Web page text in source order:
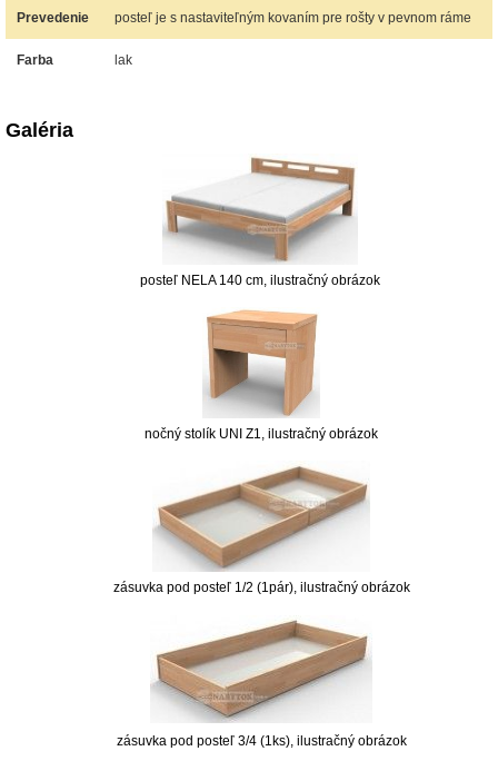
Prevedenie posteľ je s nastaviteľným kovaním pre rošty v pevnom ráme
Farba lak
Galéria
posteľ NELA 140 cm, ilustračný obrázok
nočný stolík UNI Z1, ilustračný obrázok
zásuvka pod posteľ 1/2 (1pár), ilustračný obrázok
zásuvka pod posteľ 3/4 (1ks), ilustračný obrázok